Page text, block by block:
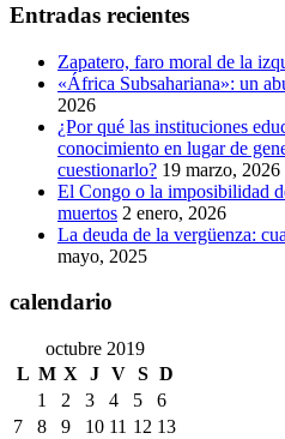
Entradas recientes
Zapatero, faro moral de la
«África Subsahariana»: un
2026
¿Por qué las instituciones
conocimiento en lugar de
cuestionarlo? 19 marzo, 2026
El Congo o la imposibilidad
muertos 2 enero, 2026
La deuda de la vergüenza:
mayo, 2025
calendario
octubre 2019
L M X J V S D
1
2 3 4 5
6
7
8 9 10 11 12 13